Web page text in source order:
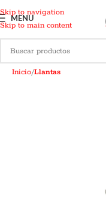
Skip to navigation
Skip to main content
MENU
Inicio Llantas